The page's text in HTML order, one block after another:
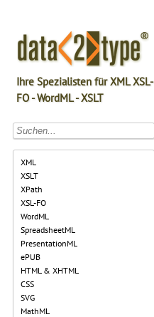
Ihre Spezialisten für XML XSL-
FO - WordML - XSLT
XML
XSLT
XPath
XSL-FO
WordML
SpreadsheetML
PresentationML
ePUB
HTML & XHTML
CSS
SVG
MathML